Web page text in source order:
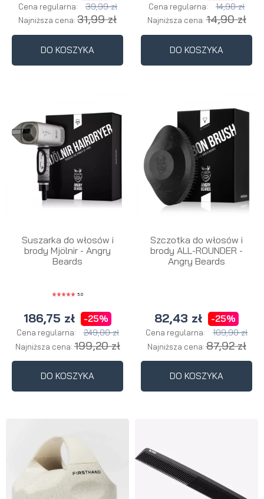
Cena regularna: 39,99 zł
Najniższa cena: 31,99 zł
DO KOSZYKA
Cena regularna: 14,90 zł
Najniższa cena:14,90 zł
DO KOSZYKA
Suszarka do włosów i
brody Mjölnir - Angry
Beards
5.0
186,75 zł -25%
Cena regularna: 249,00 zł
Najniższa cena:199,20 zł
DO KOSZYKA
Szczotka do włosów i
brody ALL-ROUNDER -
Angry Beards
82,43 zł -25%
Cena regularna: 109,90 zł
Najniższa cena:87,92 zł
DO KOSZYKA